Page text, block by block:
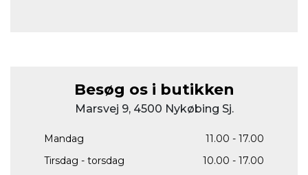
Besøg os i butikken
Marsvej 9, 4500 Nykøbing Sj.
Mandag
11.00 - 17.00
Tirsdag - torsdag
10.00 - 17.00